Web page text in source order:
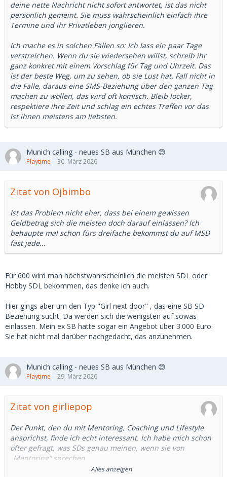
deine nette Nachricht nicht sofort antwortet, ist das nicht
persönlich gemeint. Sie muss wahrscheinlich einfach ihre
Termine und ihr Privatleben jonglieren.
Ich mache es in solchen Fällen so: Ich lass ein paar Tage
verstreichen. Wenn du sie wiedersehen willst, schreib ihr
ganz konkret mit einem Vorschlag für Tag und Uhrzeit. Das
ist der beste Weg, um zu sehen, ob sie Lust hat. Fall nicht in
die Falle, daraus eine SMS-Beziehung über den ganzen Tag
machen zu wollen, das wird oft komisch. Bleib locker,
respektiere ihre Zeit und schlag ein echtes Treffen vor das
ist ihnen meistens am liebsten.
Munich calling - neues SB aus München 😊
Playtime 30. März 2026
Zitat von Ojbimbo
Ist das Problem nicht eher, dass bei einem gewissen
Geldbetrag sich die meisten doch darauf einlassen? Ich
behaupte mal schon fürs dreifache bekommst du auf MSD
fast jede...
Für 600 wird man höchstwahrscheinlich die meisten SDL oder
Hobby SDL bekommen, das denke ich auch.
Hier gings aber um den Typ "Girl next door" , das eine SB SD
Beziehung sucht. Da werden sich die wenigsten auf sowas
einlassen. Mein ex SB hatte sogar ein Angebot über 3.000 Euro.
Sie hat nicht mal darüber nachgedacht, das anzunehmen.
Munich calling - neues SB aus München 😊
Playtime 29. März 2026
Zitat von girliepop
Der Punkt, den du mit Mentoring, Coaching und Lifestyle
ansprichst, finde ich echt interessant. Ich habe mich schon
öfter gefragt, was SDs genau meinen, wenn sie von
„Mentoring“ sprechen.
Alles anzeigen